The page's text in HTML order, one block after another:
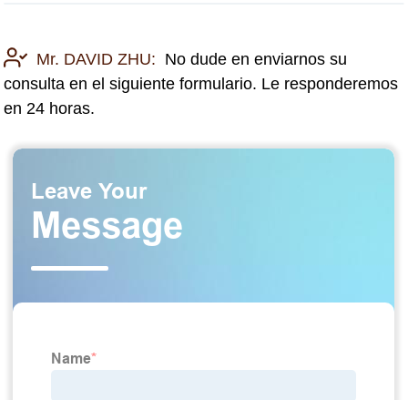
Mr. DAVID ZHU: No dude en enviarnos su
consulta en el siguiente formulario. Le responderemos
en 24 horas.